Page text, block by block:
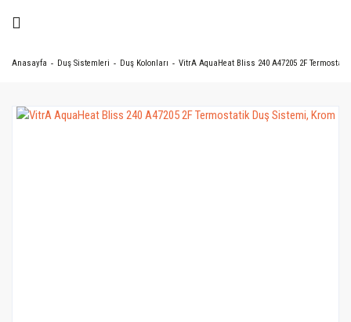
Anasayfa Duş Sistemleri Duş Kolonları VitrA AquaHeat Bliss 240 A47205 2F